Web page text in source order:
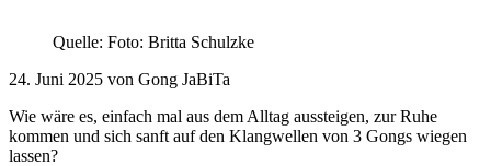
Quelle: Foto: Britta Schulzke
24. Juni 2025 von Gong JaBiTa
Wie wäre es, einfach mal aus dem Alltag aussteigen, zur Ruhe
kommen und sich sanft auf den Klangwellen von 3 Gongs wiegen
lassen?